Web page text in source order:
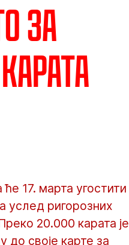
за
17. марта угостити
услед ригорозних
20.000 карата је
своје карте за